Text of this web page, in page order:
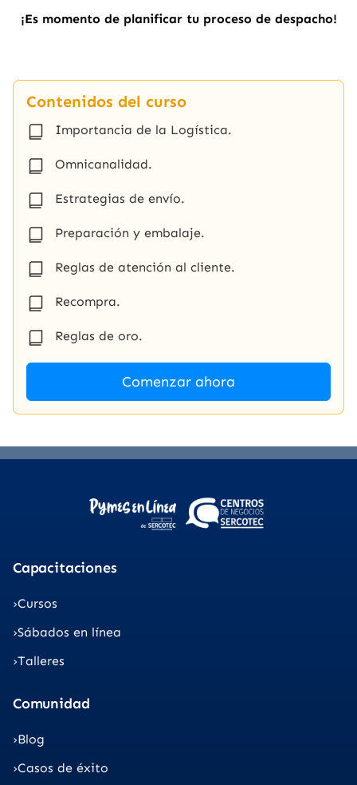
¡Es momento de planificar tu proceso de despacho!
Contenidos del curso
Importancia de la Logística.
Omnicanalidad.
Estrategias de envío.
Preparación y embalaje.
Reglas de atención al cliente.
Recompra.
Reglas de oro.
Comenzar ahora
Capacitaciones
Cursos
Sábados en línea
Talleres
Comunidad
Blog
Casos de éxito